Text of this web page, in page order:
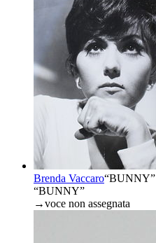
Brenda Vaccaro“BUNNY”
“BUNNY”
→voce non assegnata